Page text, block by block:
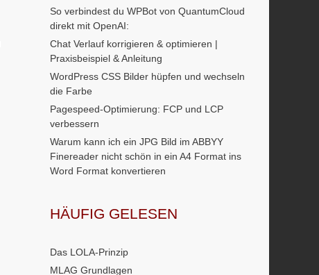
So verbindest du WPBot von QuantumCloud
direkt mit OpenAI:
Chat Verlauf korrigieren & optimieren |
Praxisbeispiel & Anleitung
WordPress CSS Bilder hüpfen und wechseln
die Farbe
Pagespeed-Optimierung: FCP und LCP
verbessern
Warum kann ich ein JPG Bild im ABBYY
Finereader nicht schön in ein A4 Format ins
Word Format konvertieren
HÄUFIG GELESEN
Das LOLA-Prinzip
MLAG Grundlagen